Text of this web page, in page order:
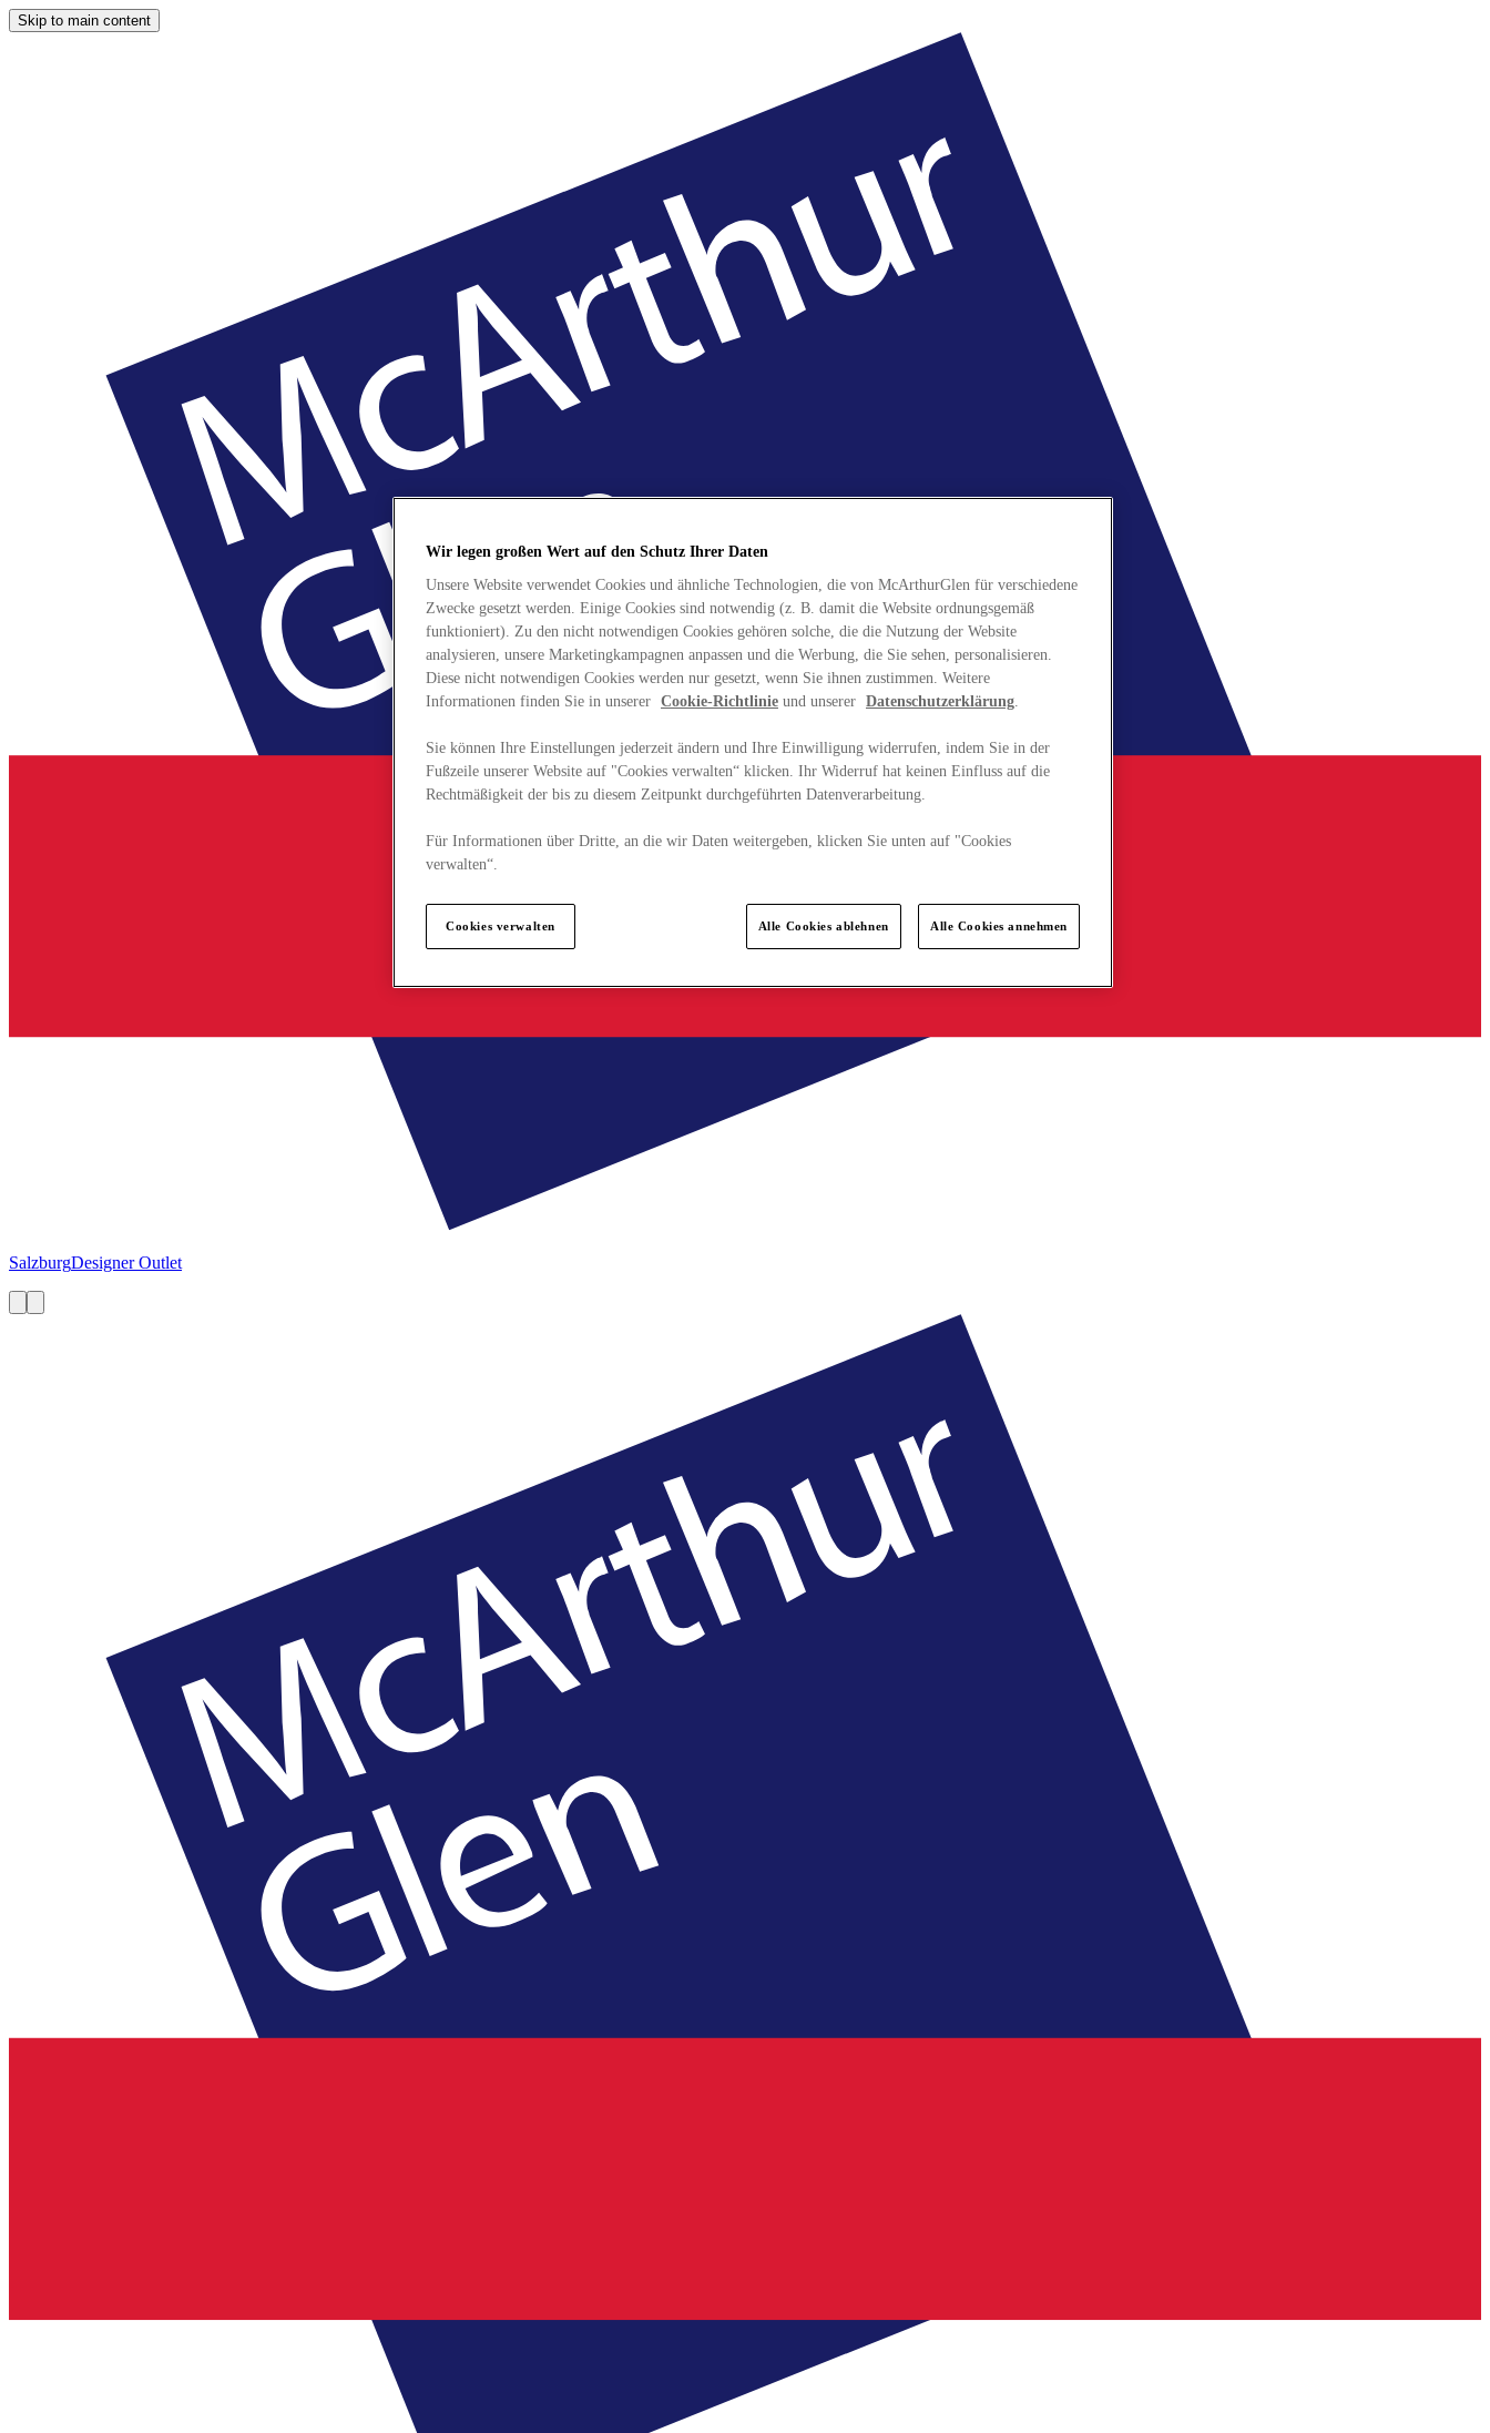
Skip to main content
SalzburgDesigner Outlet
Wir legen großen Wert auf den Schutz Ihrer Daten
Unsere Website verwendet Cookies und ähnliche Technologien, die von McArthurGlen für verschiedene
Zwecke gesetzt werden. Einige Cookies sind notwendig (z. B. damit die Website ordnungsgemäß
funktioniert). Zu den nicht notwendigen Cookies gehören solche, die die Nutzung der Website
analysieren, unsere Marketingkampagnen anpassen und die Werbung, die Sie sehen, personalisieren.
Diese nicht notwendigen Cookies werden nur gesetzt, wenn Sie ihnen zustimmen. Weitere
Informationen finden Sie in unserer Cookie-Richtlinie und unserer Datenschutzerklärung.
Sie können Ihre Einstellungen jederzeit ändern und Ihre Einwilligung widerrufen, indem Sie in der
Fußzeile unserer Website auf "Cookies verwalten“ klicken. Ihr Widerruf hat keinen Einfluss auf die
Rechtmäßigkeit der bis zu diesem Zeitpunkt durchgeführten Datenverarbeitung.
Für Informationen über Dritte, an die wir Daten weitergeben, klicken Sie unten auf "Cookies
verwalten“.
Cookies verwalten Alle Cookies ablehnen Alle Cookies annehmen